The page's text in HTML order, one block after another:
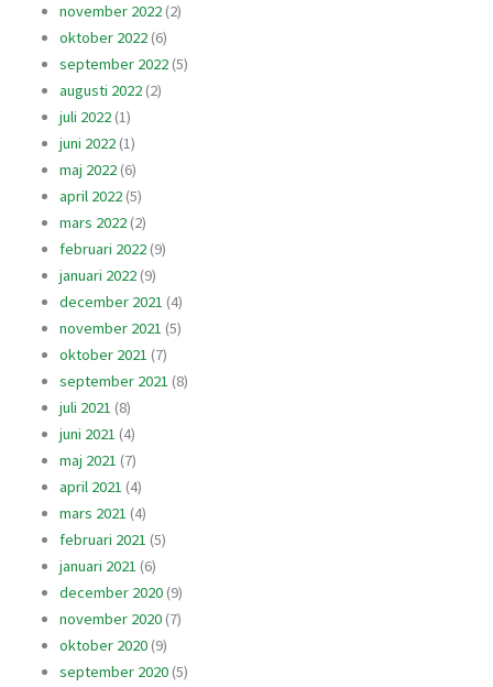
november 2022(2)
oktober 2022(6)
september 2022(5)
augusti 2022(2)
juli 2022(1)
juni 2022(1)
maj 2022(6)
april 2022(5)
mars 2022(2)
februari 2022(9)
januari 2022(9)
december 2021 (4)
november 2021 (5)
oktober 2021 (7)
september 2021 (8)
juli 2021 (8)
juni 2021 (4)
maj 2021 (7)
april 2021 (4)
mars 2021 (4)
februari 2021 (5)
januari 2021 (6)
december 2020(9)
november 2020(7)
oktober 2020(9)
september 2020(5)